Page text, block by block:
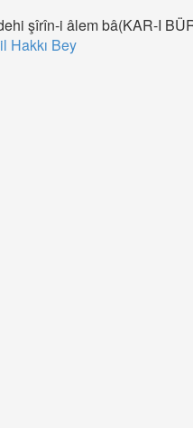
şîrîn-i âlem bâ(KAR-I
Hakkı Bey